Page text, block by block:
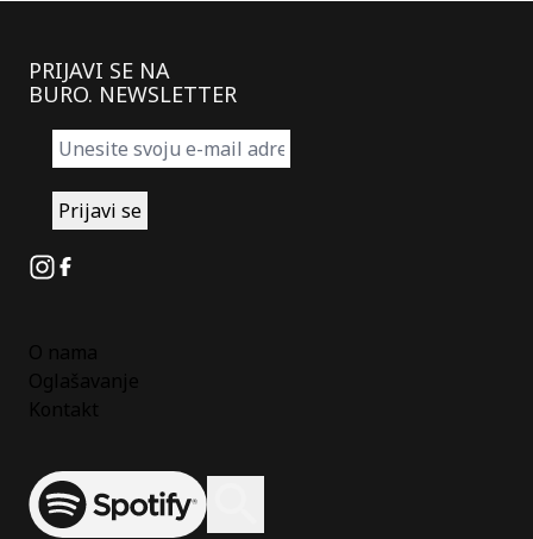
PRIJAVI SE NA
BURO. NEWSLETTER
Instagram
Facebook
Spotify